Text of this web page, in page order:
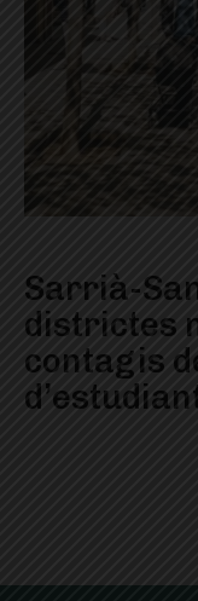
Sarrià-
districtes
contagis